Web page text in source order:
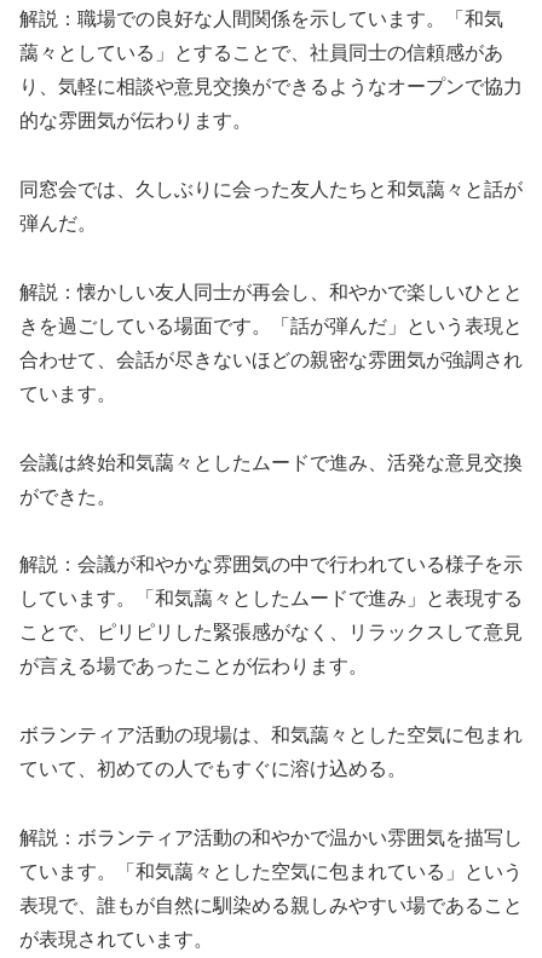
解説：職場での良好な人間関係を示しています。「和気
藹々としている」とすることで、社員同士の信頼感があ
り、気軽に相談や意見交換ができるようなオープンで協力
的な雰囲気が伝わります。
同窓会では、久しぶりに会った友人たちと和気藹々と話が
弾んだ。
解説：懐かしい友人同士が再会し、和やかで楽しいひとと
きを過ごしている場面です。「話が弾んだ」という表現と
合わせて、会話が尽きないほどの親密な雰囲気が強調され
ています。
会議は終始和気藹々としたムードで進み、活発な意見交換
ができた。
解説：会議が和やかな雰囲気の中で行われている様子を示
しています。「和気藹々としたムードで進み」と表現する
ことで、ピリピリした緊張感がなく、リラックスして意見
が言える場であったことが伝わります。
ボランティア活動の現場は、和気藹々とした空気に包まれ
ていて、初めての人でもすぐに溶け込める。
解説：ボランティア活動の和やかで温かい雰囲気を描写し
ています。「和気藹々とした空気に包まれている」という
表現で、誰もが自然に馴染める親しみやすい場であること
が表現されています。